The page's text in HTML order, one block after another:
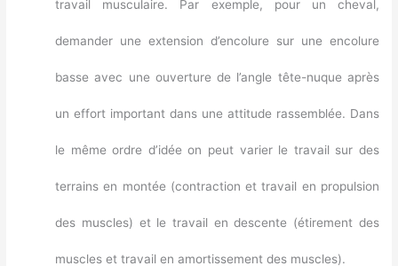
travail musculaire. Par exemple, pour un cheval,
demander une extension d’encolure sur une encolure
basse avec une ouverture de l’angle tête-nuque après
un effort important dans une attitude rassemblée. Dans
le même ordre d’idée on peut varier le travail sur des
terrains en montée (contraction et travail en propulsion
des muscles) et le travail en descente (étirement des
muscles et travail en amortissement des muscles).